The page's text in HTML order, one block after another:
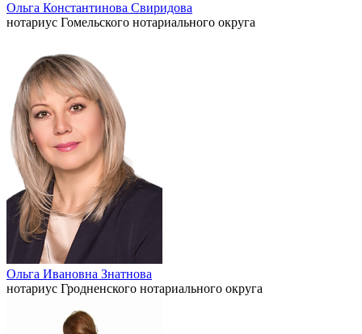
Ольга Константинова Свиридова
нотариус Гомельского нотариального округа
Ольга Ивановна Знатнова
нотариус Гродненского нотариального округа